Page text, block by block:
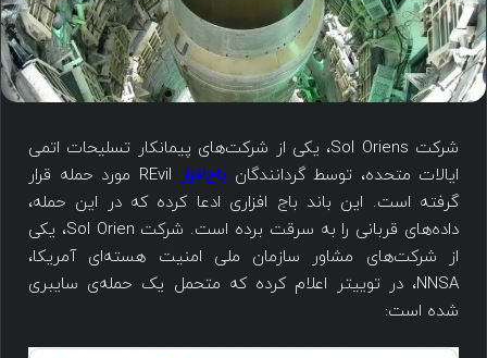
شرکت Sol Oriens، یکی از شرکت‌های پیمانکار تسلیحات اتمی
ایالات متحده، توسط گردانندگان باج‌افزار
REvil مورد حمله قرار
گرفته است. این باند باج افزاری ادعا کرده که در این حمله،
داده‌های قربانی را به سرقت برده است. شرکت Sol Orien، یکی
از شرکت‌های مشاور سازمان ملی امنیت هسته‌ای آمریکا،
NNSA، در توییتر اعلام کرده که متحمل یک حمله‌ی سایبری
شده است: